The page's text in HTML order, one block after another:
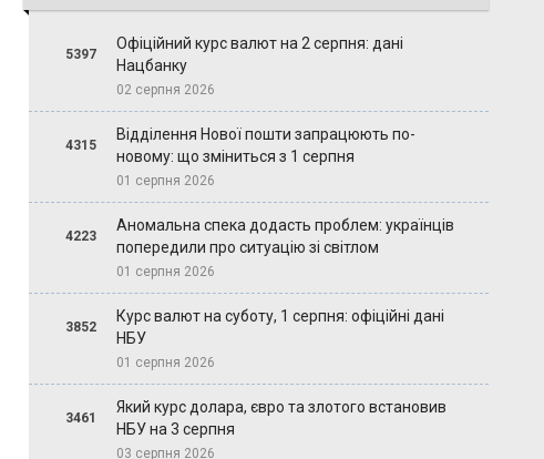
5397
Офіційний курс валют на 2 серпня: дані
Нацбанку
02 серпня 2026
4315
Відділення Нової пошти запрацюють по-
новому: що зміниться з 1 серпня
01 серпня 2026
4223
Аномальна спека додасть проблем: українців
попередили про ситуацію зі світлом
01 серпня 2026
3852
Курс валют на суботу, 1 серпня: офіційні дані
НБУ
01 серпня 2026
3461
Який курс долара, євро та злотого встановив
НБУ на 3 серпня
03 серпня 2026